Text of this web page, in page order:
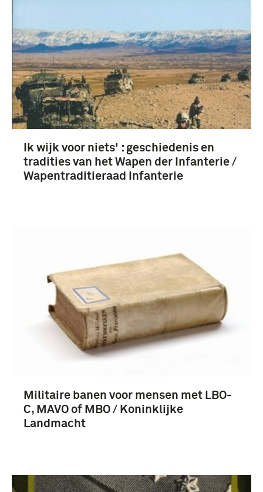
Ik wijk voor niets' : geschiedenis en
tradities van het Wapen der Infanterie /
Wapentraditieraad Infanterie
Militaire banen voor mensen met LBO-
C, MAVO of MBO / Koninklijke
Landmacht